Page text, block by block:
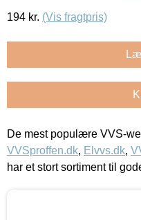
194 kr. (Vis fragtpris)
De mest populære VVS-
VVSproffen.dk, Elvvs.dk,
har et stort sortiment til